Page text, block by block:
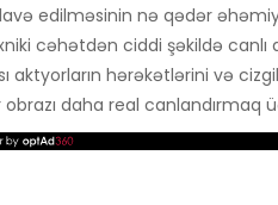
edilməsinin nə qədər
cəhətdən ciddi şəkildə canlı
aktyorların hərəkətlərini və
daha real canlandırmaq